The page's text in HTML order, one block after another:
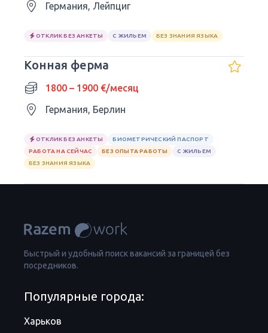
Германия, Лейпциг
ОТКЛИК БЕЗ АНКЕТЫ С ЖИЛЬЕМ БЕЗ ЗНАНИЯ ЯЗЫКА
Конная ферма
1800 – 1900 €/месяц
Германия, Берлин
ОТКЛИК БЕЗ АНКЕТЫ
БИОМЕТРИЧЕСКИЙ ПАСПОРТ
РАБОТА НА СЕЙЧАС
БЕЗ ОПЫТА РАБОТЫ
С ЖИЛЬЕМ
БЕЗ ЗНАНИЯ ЯЗЫКА
Быстрый и удобный поиск вакансий за границей без
посредников.
Популярные города:
Харьков